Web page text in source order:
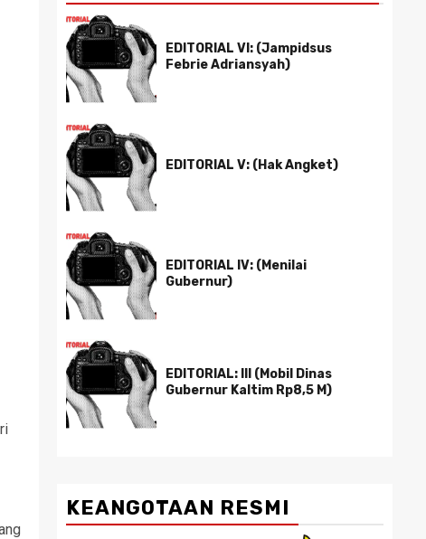
EDITORIAL VI: (Jampidsus
Febrie Adriansyah)
EDITORIAL V: (Hak Angket)
EDITORIAL IV: (Menilai
Gubernur)
EDITORIAL: III (Mobil Dinas
Gubernur Kaltim Rp8,5 M)
KEANGOTAAN RESMI